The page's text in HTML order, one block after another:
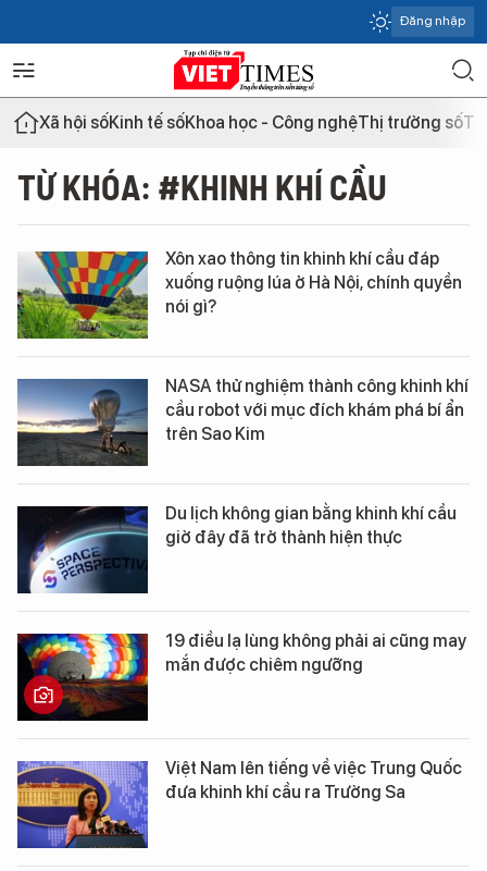
Đăng nhập
Xã hội sốKinh tế sốKhoa học - Công nghệThị trường số
TỪ KHÓA: #KHINH KHÍ CẦU
Xôn xao thông tin khinh khí cầu đáp
xuống ruộng lúa ở Hà Nội, chính quyền
nói gì?
NASA thử nghiệm thành công khinh khí
cầu robot với mục đích khám phá bí ẩn
trên Sao Kim
Du lịch không gian bằng khinh khí cầu
giờ đây đã trở thành hiện thực
19 điều lạ lùng không phải ai cũng may
mắn được chiêm ngưỡng
Việt Nam lên tiếng về việc Trung Quốc
đưa khinh khí cầu ra Trường Sa